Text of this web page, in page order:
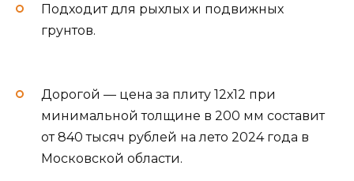
Подходит для рыхлых и подвижных
грунтов.
Дорогой — цена за плиту 12х12 при
минимальной толщине в 200 мм составит
от 840 тысяч рублей на лето 2024 года в
Московской области.